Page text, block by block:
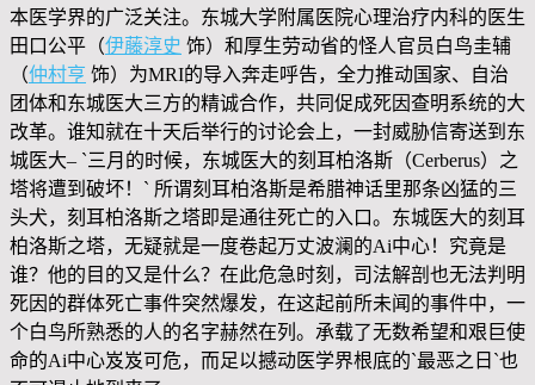
本医学界的广泛关注。东城大学附属医院心理治疗内科的医生
田口公平（伊藤淳史 饰）和厚生劳动省的怪人官员白鸟圭辅
（仲村亨 饰）为MRI的导入奔走呼告，全力推动国家、自治
团体和东城医大三方的精诚合作，共同促成死因查明系统的大
改革。谁知就在十天后举行的讨论会上，一封威胁信寄送到东
城医大– `三月的时候，东城医大的刻耳柏洛斯（Cerberus）之
塔将遭到破坏！` 所谓刻耳柏洛斯是希腊神话里那条凶猛的三
头犬，刻耳柏洛斯之塔即是通往死亡的入口。东城医大的刻耳
柏洛斯之塔，无疑就是一度卷起万丈波澜的Ai中心！究竟是
谁？他的目的又是什么？在此危急时刻，司法解剖也无法判明
死因的群体死亡事件突然爆发，在这起前所未闻的事件中，一
个白鸟所熟悉的人的名字赫然在列。承载了无数希望和艰巨使
命的Ai中心岌岌可危，而足以撼动医学界根底的`最恶之日`也